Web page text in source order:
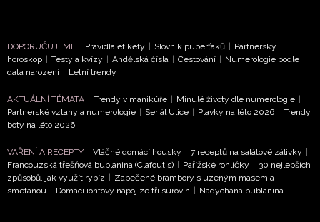
podmínkami společnosti BurdaMedia Extra s.r.o.a
ochrany soukromí- BurdaMedia Extra s.r.o. bude s
Vašimi údaji pracovat zejména k organizaci a
vyhodnocení akce a zasílání novinek.
Chcete navíc dostávat i další zajímavé a exkluzivní
informace od našich partnerů? Pokud souhlasíte se
soukromí BurdaMedia Extra s.r.o., zaškrtněte toto pole.
DOPORUČUJEME Pravidla etikety | Slovník puberťáků | Partnerský
horoskop | Testy a kvízy | Andělská čísla | Cestování | Numerologie podle
data narození | Letní trendy
AKTUÁLNÍ TÉMATA Trendy v manikúře | Minulé životy dle numerologie |
Partnerské vztahy a numerologie | Seriál Ulice | Plavky na léto 2026 | Trendy
boty na léto 2026
VAŘENÍ A RECEPTY Vláčné domácí housky | 7 receptů na salátové zálivky |
Francouzská třešňová bublanina (Clafoutis) | Pařížské rohlíčky | 30 nejlepších
způsobů, jak využít rybíz | Zapečené brambory s uzeným masem a
smetanou | Domácí iontový nápoj ze tří surovin | Nadýchaná bublanina